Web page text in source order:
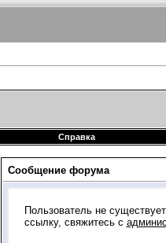
Справка
Сообщение форума
Пользователь не
ссылку, свяжитесь с